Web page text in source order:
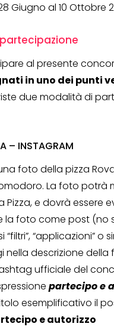
Giugno al 10 Ottobre
al presente
in uno dei punti
due modalità di
– INSTAGRAM
foto della pizza
La foto potrà
Pizza, e dovrà
la foto come post (no
“filtri”, “applicazioni” o
nella descrizione
ufficiale del
partecipo e
esemplificativo il
e autorizzo
CONCORSI A
CONCORSI CON